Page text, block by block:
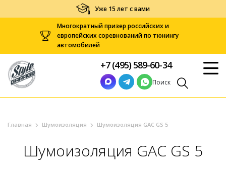
Уже 15 лет с вами
Многократный призер российских и
европейских соревнований по тюнингу
автомобилей
+7 (495) 589-60-34
Поиск
Главная Шумоизоляция Шумоизоляция GAC GS 5
Шумоизоляция GAC GS 5